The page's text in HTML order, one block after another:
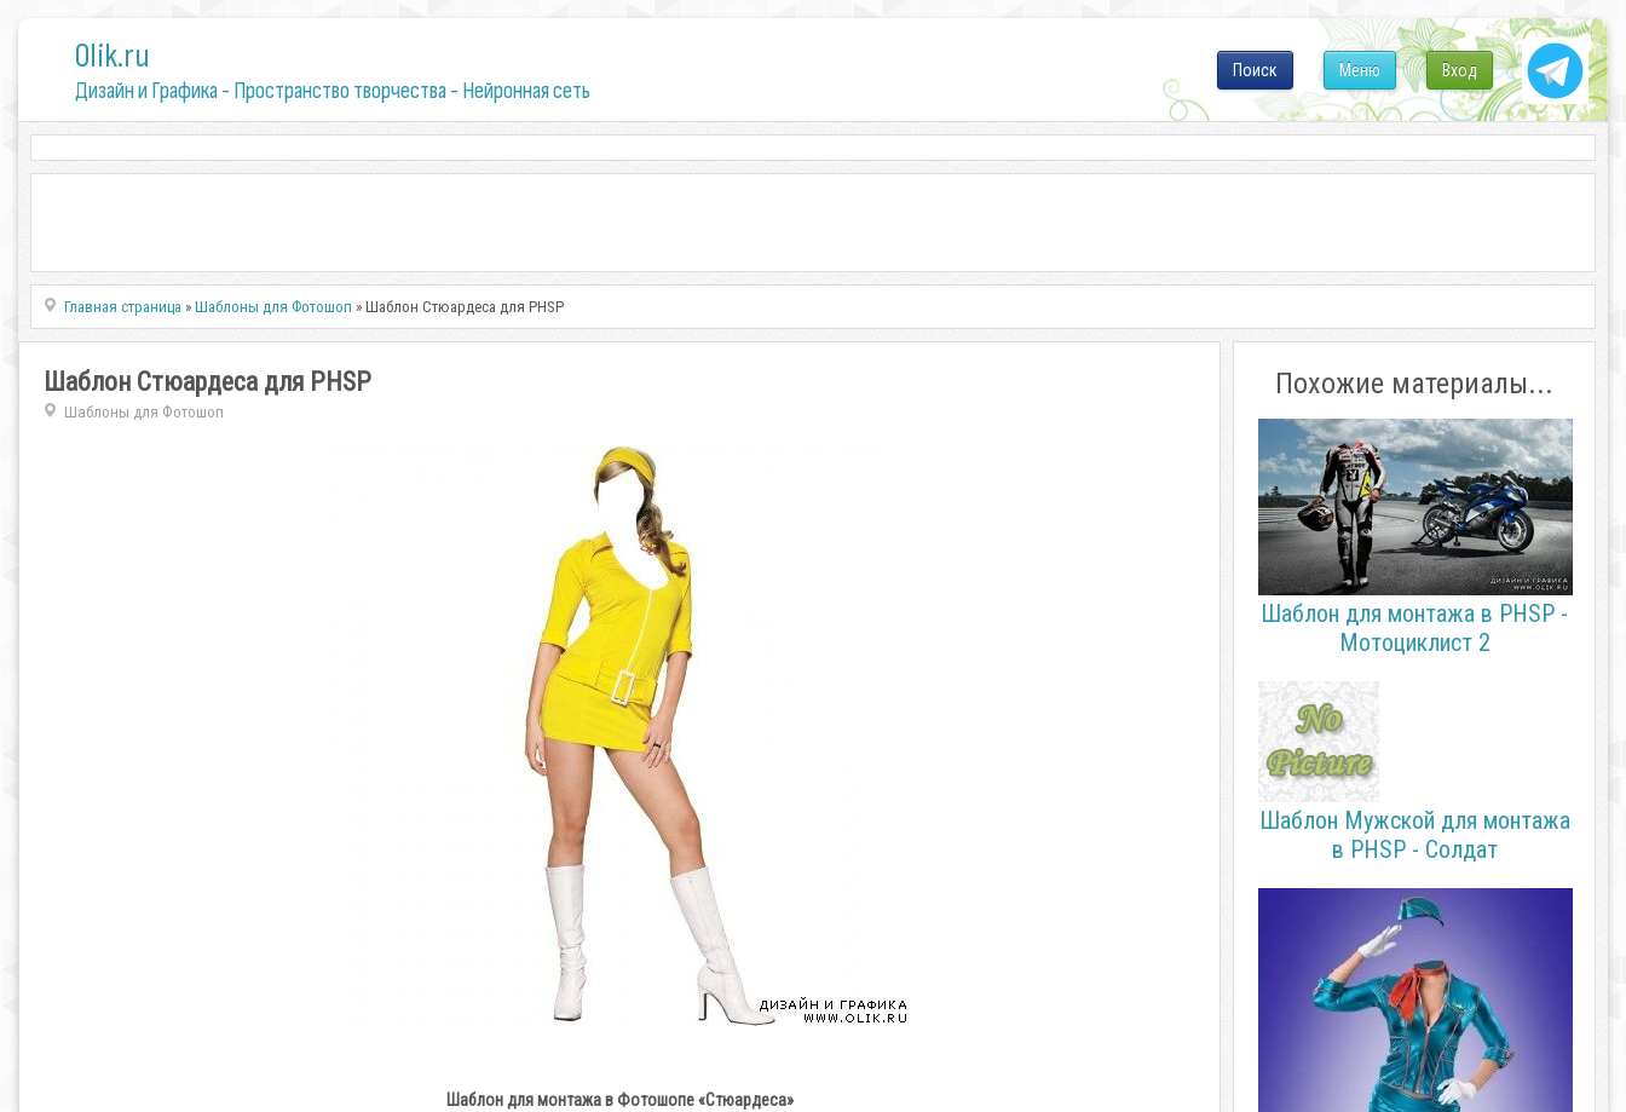
0lik.ru
Дизайн и Графика - Пространство творчества - Нейронная сеть
Вход
Меню
Поиск
Главная страница »Шаблоны для Фотошоп » Шаблон Стюардеса для PHSP
Шаблон Стюардеса для PHSP
Шаблоны для Фотошоп
Шаблон для монтажа в Фотошопе «Стюардеса»
Похожие материалы...
Шаблон для монтажа в PHSP -
Мотоциклист 2
Шаблон Мужской для монтажа
в PHSP - Солдат